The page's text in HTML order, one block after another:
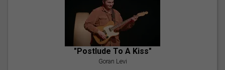
"Postlude To A Kiss"
Goran Levi